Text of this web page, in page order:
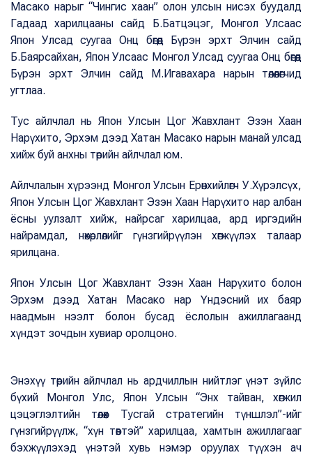
Масако нарыг “Чингис хаан” олон улсын нисэх буудалд
Гадаад харилцааны сайд Б.Батцэцэг, Монгол Улсаас
Япон Улсад суугаа Онц бөгөөд Бүрэн эрхт Элчин сайд
Б.Баярсайхан, Япон Улсаас Монгол Улсад суугаа Онц бөгөөд
Бүрэн эрхт Элчин сайд М.Игавахара нарын төлөөлөгчид
угтлаа.
Тус айлчлал нь Япон Улсын Цог Жавхлант Эзэн Хаан
Нарүхито, Эрхэм дээд Хатан Масако нарын манай улсад
хийж буй анхны төрийн айлчлал юм.
Айлчлалын хүрээнд Монгол Улсын Ерөнхийлөгч У.Хүрэлсүх,
Япон Улсын Цог Жавхлант Эзэн Хаан Нарүхито нар албан
ёсны уулзалт хийж, найрсаг харилцаа, ард иргэдийн
найрамдал, нөхөрлөлийг гүнзгийрүүлэн хөгжүүлэх талаар
ярилцана.
Япон Улсын Цог Жавхлант Эзэн Хаан Нарүхито болон
Эрхэм дээд Хатан Масако нар Үндэсний их баяр
наадмын нээлт болон бусад ёслолын ажиллагаанд
хүндэт зочдын хувиар оролцоно.
Энэхүү төрийн айлчлал нь ардчиллын нийтлэг үнэт зүйлс
бүхий Монгол Улс, Япон Улсын “Энх тайван, хөгжил
цэцэглэлтийн төлөөх Тусгай стратегийн түншлэл”-ийг
гүнзгийрүүлж, “хүн төвтэй” харилцаа, хамтын ажиллагааг
бэхжүүлэхэд үнэтэй хувь нэмэр оруулах түүхэн ач